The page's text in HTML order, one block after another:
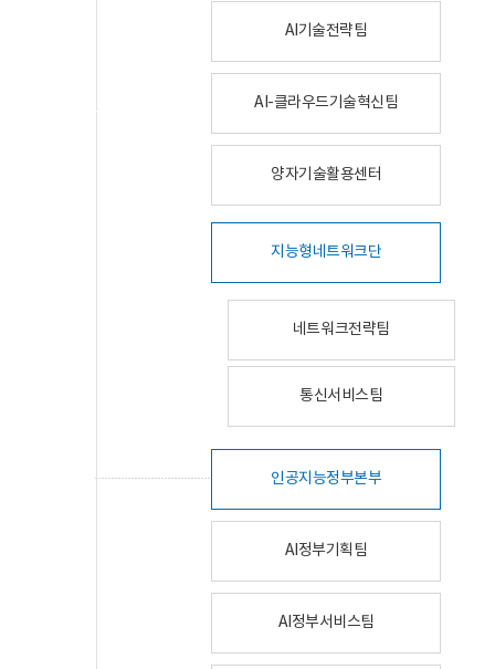
AI기술전략팀
AI-클라우드기술혁신팀
양자기술활용센터
지능형네트워크단
네트워크전략팀
통신서비스팀
인공지능정부본부
AI정부기획팀
AI정부서비스팀